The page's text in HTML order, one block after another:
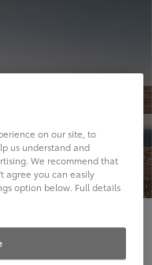
weiter.
on our site, to
us understand and
We recommend that
agree you can easily
option below. Full details